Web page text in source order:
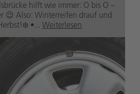
hilft wie immer: O bis O –
😉 Also: Winterreifen drauf und
•... Weiterlesen